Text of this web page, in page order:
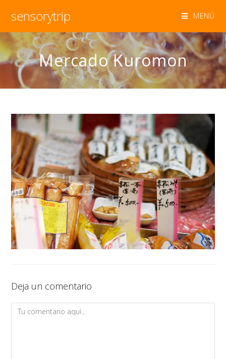
sensorytrip MENÚ
Mercado Kuromon
Deja un comentario